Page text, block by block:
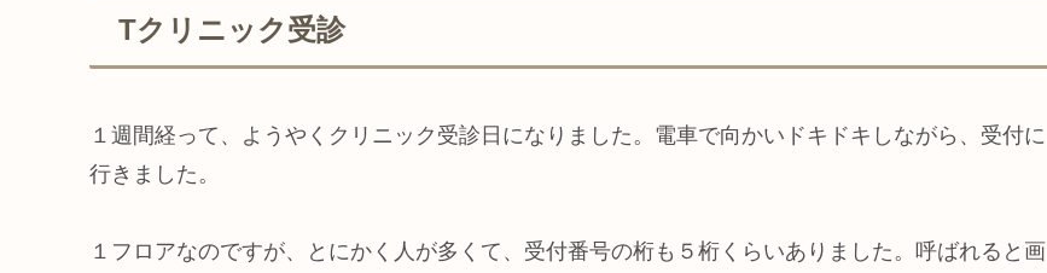
Tクリニック受診
１週間経って、ようやくクリニック受診日になりました。電車で向かいドキドキしながら、受付に
行きました。
１フロアなのですが、とにかく人が多くて、受付番号の桁も５桁くらいありました。呼ばれると画